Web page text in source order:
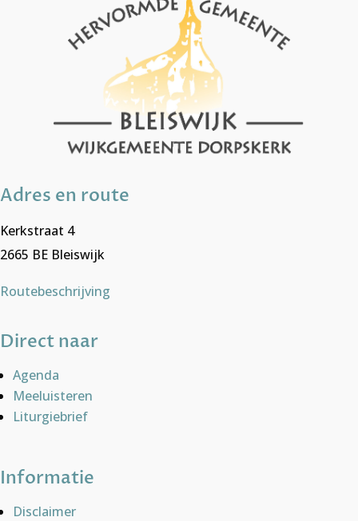
Adres en route
Kerkstraat 4
2665 BE Bleiswijk
Routebeschrijving
Direct naar
Agenda
Meeluisteren
Liturgiebrief
Informatie
Disclaimer